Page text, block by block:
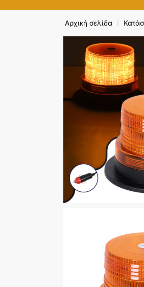
Αρχική σελίδα /